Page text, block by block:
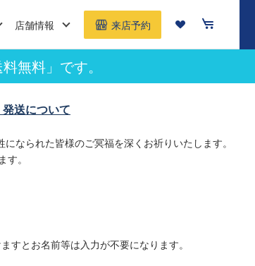
店舗情報 来店予約
無料」です。
送について
なられた皆様のご冥福を深くお祈りいたします。
。
すとお名前等は入力が不要になります。